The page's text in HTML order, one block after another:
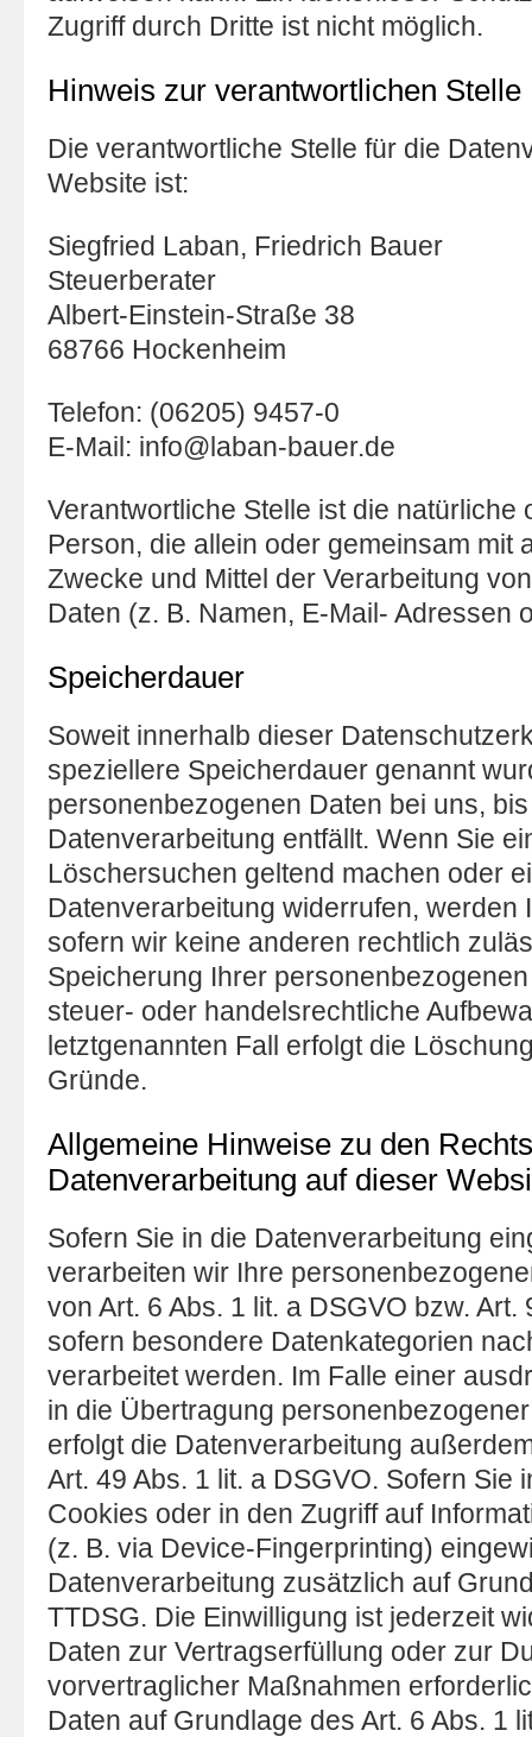
Zugriff durch Dritte ist nicht möglich.
Hinweis zur verantwortlichen Stelle
Die verantwortliche Stelle für die
Website ist:
Siegfried Laban, Friedrich Bauer
Steuerberater
Albert-Einstein-Straße 38
68766 Hockenheim
Telefon: (06205) 9457-0
E-Mail: info@laban-bauer.de
Verantwortliche Stelle ist die natürliche
Person, die allein oder gemeinsam mit
Zwecke und Mittel der Verarbeitung
Daten (z. B. Namen, E-Mail- Adressen
Speicherdauer
Soweit innerhalb dieser
speziellere Speicherdauer genannt
personenbezogenen Daten bei uns,
Datenverarbeitung entfällt. Wenn Sie
Löschersuchen geltend machen oder
Datenverarbeitung widerrufen, werden
sofern wir keine anderen rechtlich
Speicherung Ihrer
steuer- oder handelsrechtliche
letztgenannten Fall erfolgt die
Gründe.
Allgemeine Hinweise zu den
Datenverarbeitung auf dieser
Sofern Sie in die Datenverarbeitung
verarbeiten wir Ihre
von Art. 6 Abs. 1 lit. a DSGVO bzw. Art.
sofern besondere Datenkategorien
verarbeitet werden. Im Falle einer
in die Übertragung
erfolgt die Datenverarbeitung
Art. 49 Abs. 1 lit. a DSGVO. Sofern Sie
Cookies oder in den Zugriff auf
(z. B. via Device-Fingerprinting)
Datenverarbeitung zusätzlich auf
TTDSG. Die Einwilligung ist jederzeit
Daten zur Vertragserfüllung oder zur
vorvertraglicher Maßnahmen
Daten auf Grundlage des Art. 6 Abs. 1